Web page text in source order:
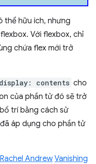
thể hữu ích, nhưng
Với flexbox, chỉ
chứa flex mới trở
display: contents cho
của phần tử đó sẽ trở
trí bằng cách sử
áp dụng cho phần tử
Rachel Andrew Vanishing